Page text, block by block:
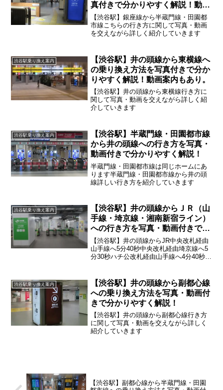
真付きで分かりやすく解説！動画
案内もあり。
【渋谷駅】銀座線から半蔵門線・田園都
市線こちらの行き方に関して写真・動画
を交えながら詳しく紹介していきます
渋谷駅乗り換え案内
【渋谷駅】井の頭線から東横線へ
の乗り換え方法を写真付きで分か
りやすく解説！動画案内もあり。
【渋谷駅】井の頭線から東横線行き方に
関して写真・動画を交えながら詳しく紹
介していきます
渋谷駅乗り換え案内
【渋谷駅】半蔵門線・田園都市線
から井の頭線への行き方を写真・
動画付きで分かりやすく解説！
半蔵門線・田園都市線は同じホームにあ
ります半蔵門線・田園都市線から井の頭
線詳しい行き方を紹介していきます
渋谷駅乗り換え案内
【渋谷駅】井の頭線からＪＲ（山
手線・埼京線・湘南新宿ライン）
への行き方を写真・動画付きで分
かりやすく解説！
【渋谷駅】井の頭線からJR中央改札経由
山手線へ5分40秒中央改札経由埼京線へ5
分30秒ハチ公改札経由山手線へ4分40秒ハ
渋谷駅乗り換え案内
【渋谷駅】井の頭線から副都心線
への乗り換え方法を写真・動画付
きで分かりやすく解説！
【渋谷駅】井の頭線から副都心線行き方
に関して写真・動画を交えながら詳しく
紹介していきます
【渋谷駅】副都心線から半蔵門線・田園